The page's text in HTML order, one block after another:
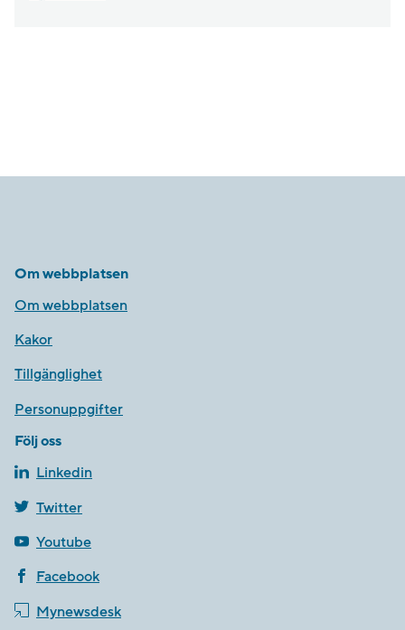
Om webbplatsen
Om webbplatsen
Kakor
Tillgänglighet
Personuppgifter
Följ oss
Linkedin
Twitter
Youtube
Facebook
Mynewsdesk